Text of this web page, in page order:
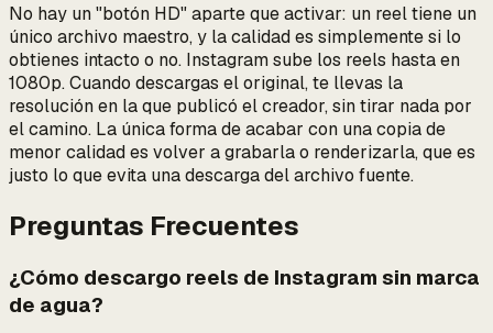
No hay un "botón HD" aparte que activar: un reel tiene un
único archivo maestro, y la calidad es simplementesi lo
obtienes intacto o no. Instagram sube los reels hasta en
1080p. Cuando descargas el original, te llevas la
resolución en la que publicó el creador, sin tirar nada por
el camino. La única forma de acabar con una copia de
menor calidad es volver a grabarla o renderizarla, que es
justo lo que evita una descarga del archivo fuente.
Preguntas Frecuentes
¿Cómo descargo reels de Instagram sin marca
de agua?